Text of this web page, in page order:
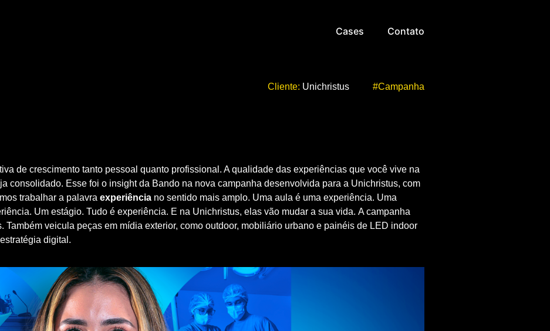
Cases Contato
Cliente: Unichristus #Campanha
de crescimento tanto pessoal quanto profissional. A qualidade das experiências que você vive na
consolidado. Esse foi o insight da Bando na nova campanha desenvolvida para a Unichristus, com
trabalhar a palavra experiência no sentido mais amplo. Uma aula é uma experiência. Uma
Um estágio. Tudo é experiência. E na Unichristus, elas vão mudar a sua vida. A campanha
veicula peças em mídia exterior, como outdoor, mobiliário urbano e painéis de LED indoor
digital.